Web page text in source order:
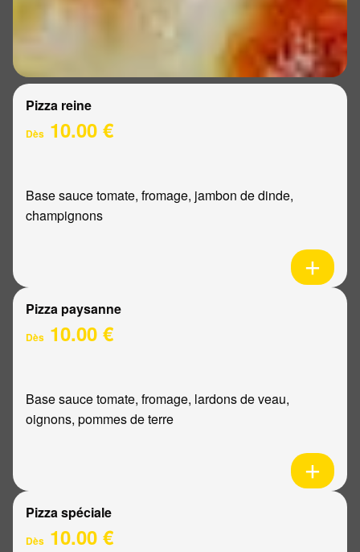
Pizza reine
Dès 10.00 €
Base sauce tomate, fromage, jambon de dinde,
champignons
Pizza paysanne
Dès 10.00 €
Base sauce tomate, fromage, lardons de veau,
oignons, pommes de terre
Pizza spéciale
Dès 10.00 €